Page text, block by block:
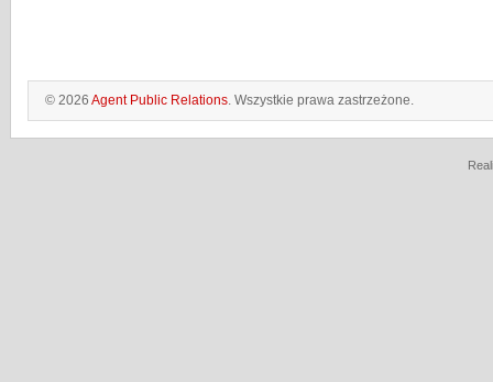
© 2026 Agent Public Relations. Wszystkie prawa zastrzeżone.